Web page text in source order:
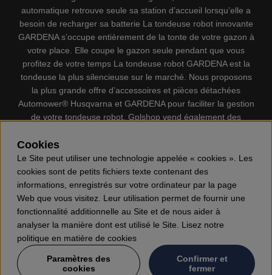
automatique retrouve seule sa station d’accueil lorsqu’elle a
besoin de recharger sa batterie La tondeuse robot innovante
GARDENA s’occupe entièrement de la tonte de votre gazon à
votre place. Elle coupe le gazon seule pendant que vous
profitez de votre temps La tondeuse robot GARDENA est la
tondeuse la plus silencieuse sur le marché. Nous proposons
la plus grande offre d’accessoires et pièces détachées
Automower® Husqvarna et GARDENA pour faciliter la gestion
de votre tondeuse robot. Gplshop vend également des
individuel, Coupe-bordures, Débroussailleuses, Taille haies,
Motoculteurs, Souffleur, Souffleuses à neige, Nettoyeurs
haute pression, Aspirateur, Découpeuses, Haches, Outils
forestiers, Lubrifiants, Carburants, Jouets ETC.
Cookies
Le Site peut utiliser une technologie appelée « cookies ». Les
cookies sont de petits fichiers texte contenant des
informations, enregistrés sur votre ordinateur par la page
Web que vous visitez. Leur utilisation permet de fournir une
fonctionnalité additionnelle au Site et de nous aider à
analyser la manière dont est utilisé le Site. Lisez notre
politique en matière de cookies
Paramètres des
cookies
Confirmer et
fermer